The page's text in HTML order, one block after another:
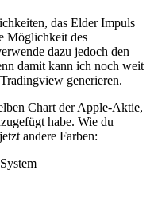
das Elder Impuls
Möglichkeit des
dazu jedoch den
damit kann ich noch weit
generieren.
Chart der Apple-Aktie,
habe. Wie du
andere Farben: